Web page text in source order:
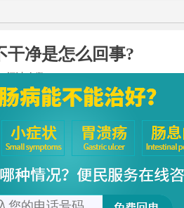
干净是怎么回事?
重要指标。正常排便一般可在10分
排便不净，拉完很快就又想拉，长期